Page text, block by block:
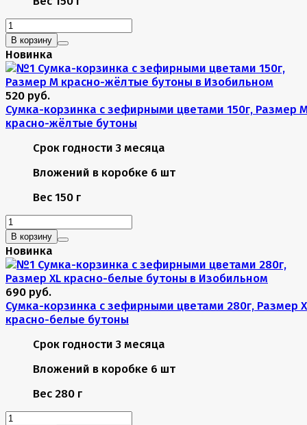
В корзину
Новинка
520 руб.
Сумка-корзинка с зефирными цветами 150г, Размер
красно-жёлтые бутоны
Срок годности 3 месяца
Вложений в коробке 6 шт
Вес 150 г
В корзину
Новинка
690 руб.
Сумка-корзинка с зефирными цветами 280г, Размер
красно-белые бутоны
Срок годности 3 месяца
Вложений в коробке 6 шт
Вес 280 г